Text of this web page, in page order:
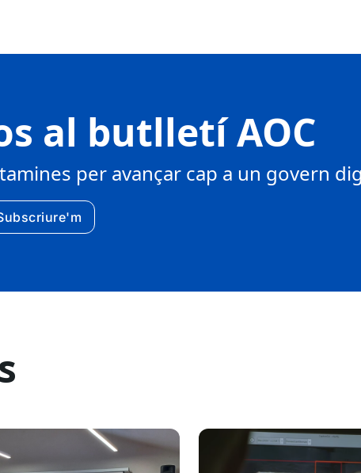
al butlletí AOC
per avançar cap a un govern